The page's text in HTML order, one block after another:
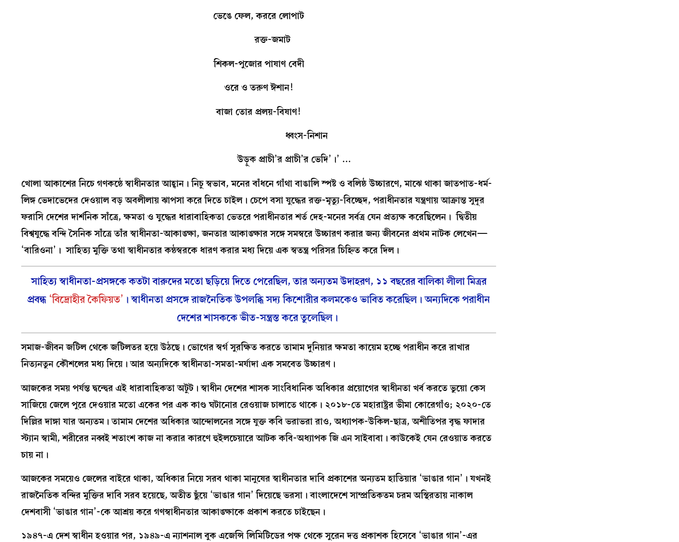
ভেঙে ফেল, কররে লোপাট
রক্ত-জমাট
শিকল-পুজোর পাষাণ বেদী
ওরে ও তরুণ ঈশান!
বাজা তোর প্রলয়-বিষাণ!
ধ্বংস-নিশান
উড়ুক প্রাচী’র প্রাচী’র ভেদি’।’ …
খোলা আকাশের নিচে গণকন্ঠে স্বাধীনতার আহ্বান। নিচু স্বভাব, মনের বাঁধনে গাঁথা বাঙালি স্পষ্ট ও বলিষ্ঠ উচ্চারণে, মাঝে থাকা জাতপাত-ধর্ম-
লিঙ্গ ভেদাভেদের দেওয়াল বড় অবলীলায় ঝাপসা করে দিতে চাইল। চেপে বসা যুদ্ধের রক্ত-মৃত্যু-বিচ্ছেদ, পরাধীনতার যন্ত্রণায় আক্রান্ত সুদূর
ফরাসি দেশের দার্শনিক সাঁত্রে, ক্ষমতা ও যুদ্ধের ধারাবাহিকতা ভেতরে পরাধীনতার শর্ত দেহ-মনের সর্বত্র যেন প্রত্যক্ষ করেছিলেন। দ্বিতীয়
বিশ্বযুদ্ধে বন্দি সৈনিক সাঁত্রে তাঁর স্বাধীনতা-আকাঙ্ক্ষা, জনতার আকাঙ্ক্ষার সঙ্গে সমস্বরে উচ্চারণ করার জন্য জীবনের প্রথম নাটক লেখেন—
‘বারিওনা’। সাহিত্য মুক্তি তথা স্বাধীনতার কন্ঠস্বরকে ধারণ করার মধ্য দিয়ে এক স্বতন্ত্র পরিসর চিহ্নিত করে দিল।
সাহিত্য স্বাধীনতা-প্রসঙ্গকে কতটা বারুদের মতো ছড়িয়ে দিতে পেরেছিল, তার অন্যতম উদাহরণ, ১১ বছরের বালিকা লীলা মিত্রর
প্রবন্ধ‘বিদ্রোহীর কৈফিয়ত’ । স্বাধীনতা প্রসঙ্গে রাজনৈতিক উপলব্ধি সদ্য কিশোরীর কলমকেও ভাবিত করেছিল। অন্যদিকে পরাধীন
দেশের শাসককে ভীত-সন্ত্রস্ত করে তুলেছিল।
সমাজ-জীবন জটিল থেকে জটিলতর হয়ে উঠছে। ভোগের স্বর্গ সুরক্ষিত করতে তামাম দুনিয়ার ক্ষমতা কায়েম হচ্ছে পরাধীন করে রাখার
নিত্যনতুন কৌশলের মধ্য দিয়ে। আর অন্যদিকে স্বাধীনতা-সমতা-মর্যাদা এক সমবেত উচ্চারণ।
আজকের সময় পর্যন্ত দ্বন্দ্বের এই ধারাবাহিকতা অটুট। স্বাধীন দেশের শাসক সাংবিধানিক অধিকার প্রয়োগের স্বাধীনতা খর্ব করতে ভুয়ো কেস
সাজিয়ে জেলে পুরে দেওয়ার মতো একের পর এক কাণ্ড ঘটানোর রেওয়াজ চালাতে থাকে। ২০১৮-তে মহারাষ্ট্রর ভীমা কোরেগাঁও; ২০২০-তে
দিল্লির দাঙ্গা যার অন্যতম। তামাম দেশের অধিকার আন্দোলনের সঙ্গে যুক্ত কবি ভরাভরা রাও, অধ্যাপক-উকিল-ছাত্র, অশীতিপর বৃদ্ধ ফাদার
স্ট্যান স্বামী, শরীরের নব্বই শতাংশ কাজ না করার কারণে হুইলচেয়ারে আটক কবি-অধ্যাপক জি এন সাইবাবা। কাউকেই যেন রেওয়াত করতে
চায় না।
আজকের সময়েও জেলের বাইরে থাকা, অধিকার নিয়ে সরব থাকা মানুষের স্বাধীনতার দাবি প্রকাশের অন্যতম হাতিয়ার ‘ভাঙার গান’। যখনই
রাজনৈতিক বন্দির মুক্তির দাবি সরব হয়েছে, অতীত ছুঁয়ে ‘ভাঙার গান’ দিয়েছে ভরসা। বাংলাদেশে সাম্প্রতিকতম চরম অস্থিরতায় নাকাল
দেশবাসী ‘ভাঙার গান’-কে আশ্রয় করে গণস্বাধীনতার আকাঙ্ক্ষাকে প্রকাশ করতে চাইছেন।
১৯৪৭-এ দেশ স্বাধীন হওয়ার পর, ১৯৪৯-এ ন্যাশনাল বুক এজেন্সি লিমিটিডের পক্ষ থেকে সুরেন দত্ত প্রকাশক হিসেবে ‘ভাঙার গান’-এর